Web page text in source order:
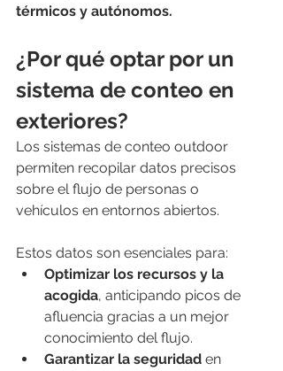
térmicos y autónomos.
¿Por qué optar por un
sistema de conteo en
exteriores?
Los sistemas de conteo outdoor
permiten recopilar datos precisos
sobre el flujo de personas o
vehículos en entornos abiertos.
Estos datos son esenciales para:
Optimizar los recursos y la
acogida, anticipando picos de
afluencia gracias a un mejor
conocimiento del flujo.
Garantizar la seguridad en